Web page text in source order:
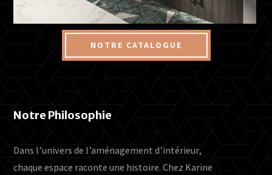
NOTRE CATALOGUE
Notre Philosophie
Dans l’univers de l’aménagement d’intérieur,
chaque espace raconte une histoire. Chez Karine